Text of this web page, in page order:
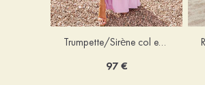
Trumpette/Sirène col en v jersey ras du sol robe de demoiselle d'honneur
97 €